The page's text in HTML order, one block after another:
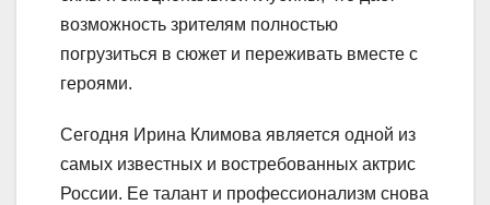
возможность зрителям полностью
погрузиться в сюжет и переживать вместе с
героями.
Сегодня Ирина Климова является одной из
самых известных и востребованных актрис
России. Ее талант и профессионализм снова